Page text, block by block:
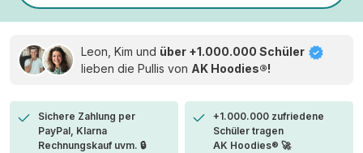
Leon, Kim und über +1.000.000 Schüler
lieben die Pullis von AK Hoodies®!
Sichere Zahlung per
PayPal, Klarna
Rechnungskauf uvm. 🔒
+1.000.000 zufriedene
Schüler tragen
AK Hoodies® 🚀